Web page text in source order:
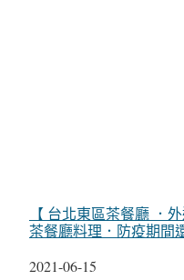
【 台北東區茶餐廳 ．
茶餐廳料理．防疫期間
日期
2021-06-15